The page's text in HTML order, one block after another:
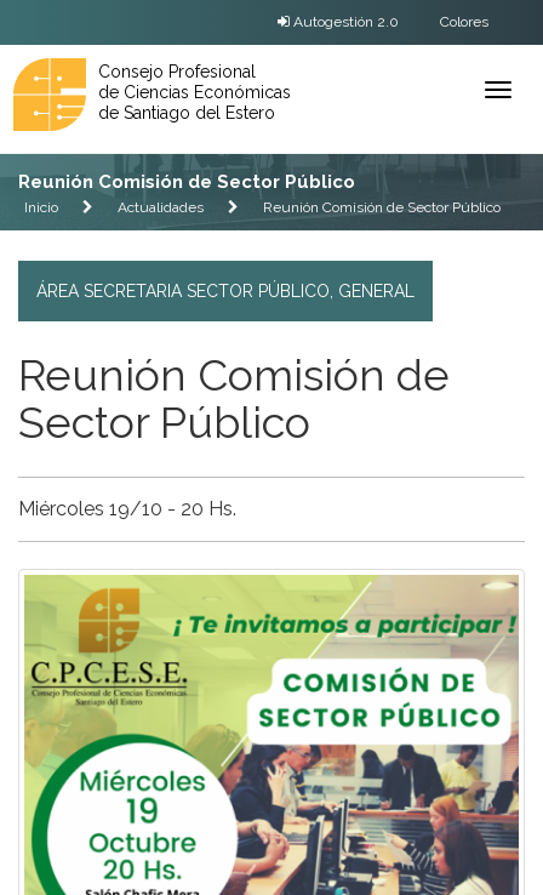
Autogestión 2.0 Colores
Ver
Consejo Profesional
de Ciencias Económicas
de Santiago del Estero
Reunión Comisión de Sector Público
Inicio Actualidades Reunión Comisión de Sector Público
ÁREA SECRETARIA SECTOR PÚBLICO GENERAL
Reunión Comisión de
Sector Público
Miércoles 19/10 - 20 Hs.